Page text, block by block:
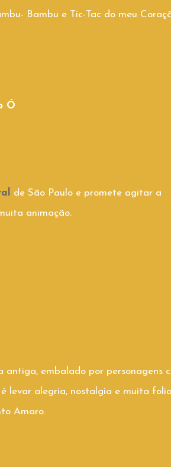
Bambu e Tic-Tac do meu
Ó
de São Paulo e promete agitar a
animação.
embalado por personagens
levar alegria, nostalgia e muita
Amaro.